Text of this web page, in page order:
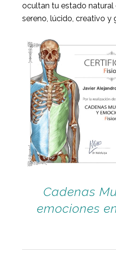
ocultan tu estado natural
sereno, lúcido, creativo y
Cadenas
emociones